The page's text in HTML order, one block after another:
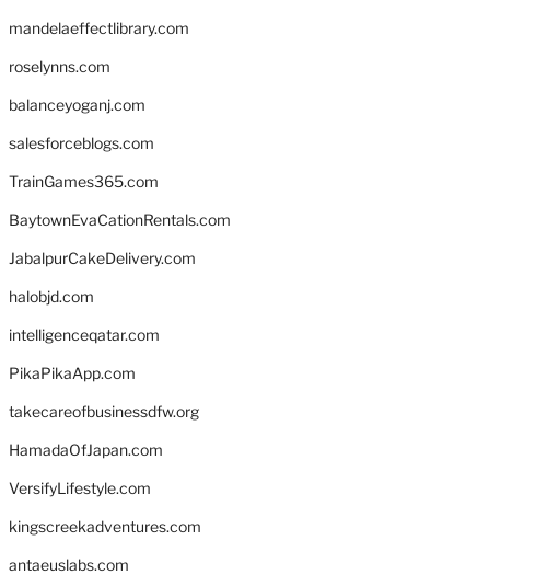
mandelaeffectlibrary.com
roselynns.com
balanceyoganj.com
salesforceblogs.com
TrainGames365.com
BaytownEvaCationRentals.com
JabalpurCakeDelivery.com
halobjd.com
intelligenceqatar.com
PikaPikaApp.com
takecareofbusinessdfw.org
HamadaOfJapan.com
VersifyLifestyle.com
kingscreekadventures.com
antaeuslabs.com